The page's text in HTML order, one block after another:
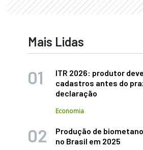
Mais Lidas
ITR 2026: produtor
cadastros antes do
declaração
Economia
Produção de
no Brasil em 2025